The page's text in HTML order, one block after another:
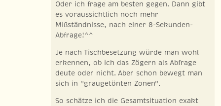
Oder ich frage am besten gegen. Dann gibt
es voraussichtlich noch mehr
Mißständnisse, nach einer 8-Sekunden-
Abfrage!^^
Je nach Tischbesetzung würde man wohl
erkennen, ob ich das Zögern als Abfrage
deute oder nicht. Aber schon bewegt man
sich in "graugetönten Zonen".
So schätze ich die Gesamtsituation exakt